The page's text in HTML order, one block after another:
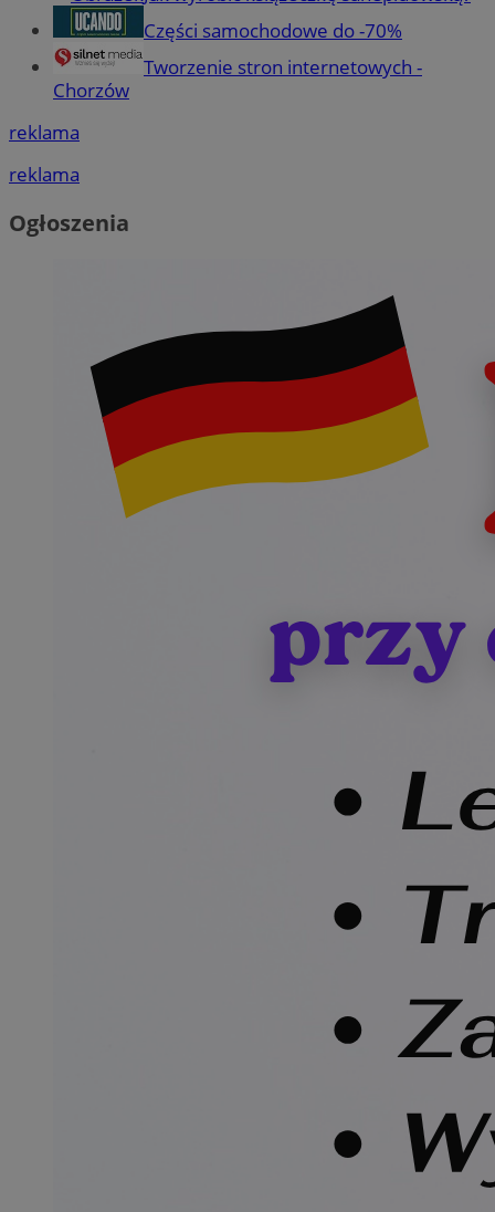
Części samochodowe do -70%
Tworzenie stron internetowych -
Chorzów
reklama
reklama
Ogłoszenia